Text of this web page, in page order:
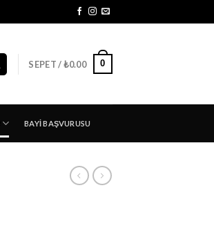
SEPET /₺0.00 0
BAYI BAŞVURUSU